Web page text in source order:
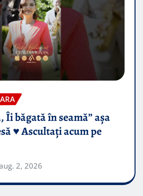
Îi băgată în seamă” așa
♥️ Ascultați acum pe
2, 2026